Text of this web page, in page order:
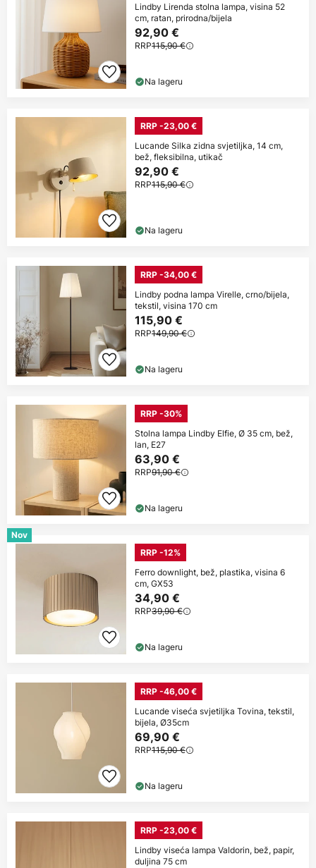
Lindby Lirenda stolna lampa, visina 52
cm, ratan, prirodna/bijela
92,90 €
RRP115,90 €
Na lageru
RRP -23,00 €
Lucande Silka zidna svjetiljka, 14 cm,
bež, fleksibilna, utikač
92,90 €
RRP115,90 €
Na lageru
RRP -34,00 €
Lindby podna lampa Virelle, crno/bijela,
tekstil, visina 170 cm
115,90 €
RRP149,90 €
Na lageru
RRP -30%
Stolna lampa Lindby Elfie, Ø 35 cm, bež,
lan, E27
63,90 €
RRP91,90 €
Na lageru
Nov
RRP -12%
Ferro downlight, bež, plastika, visina 6
cm, GX53
34,90 €
RRP39,90 €
Na lageru
RRP -46,00 €
Lucande viseća svjetiljka Tovina, tekstil,
bijela, Ø35cm
69,90 €
RRP115,90 €
Na lageru
RRP -23,00 €
Lindby viseća lampa Valdorin, bež, papir,
duljina 75 cm